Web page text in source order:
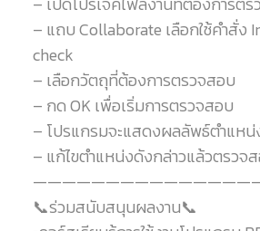
– แถบ Collaborate เลือกใช้คำสั่ง
check
– เลือกวัตถุที่ต้องการตรวจสอบ
– กด OK เพื่อเริ่มการตรวจสอบ
– โปรแกรมจะแสดงผลลัพธ์ตำแห
– แก้ไขตำแหน่งดังกล่าวแล้วตรวจ
📞ร่วมสนับสนุนผลงาน📞